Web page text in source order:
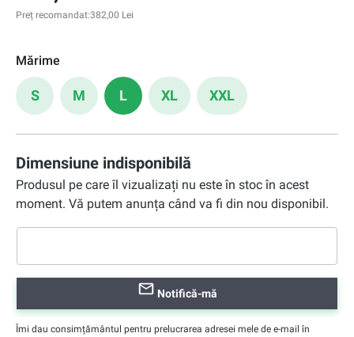
Preț recomandat:382,00 Lei
Mărime
S M L XL XXL
Dimensiune indisponibilă
Produsul pe care îl vizualizați nu este în stoc în acest
moment. Vă putem anunța când va fi din nou disponibil.
Notifică-mă
Îmi dau consimțământul pentru prelucrarea adresei mele de e-mail în